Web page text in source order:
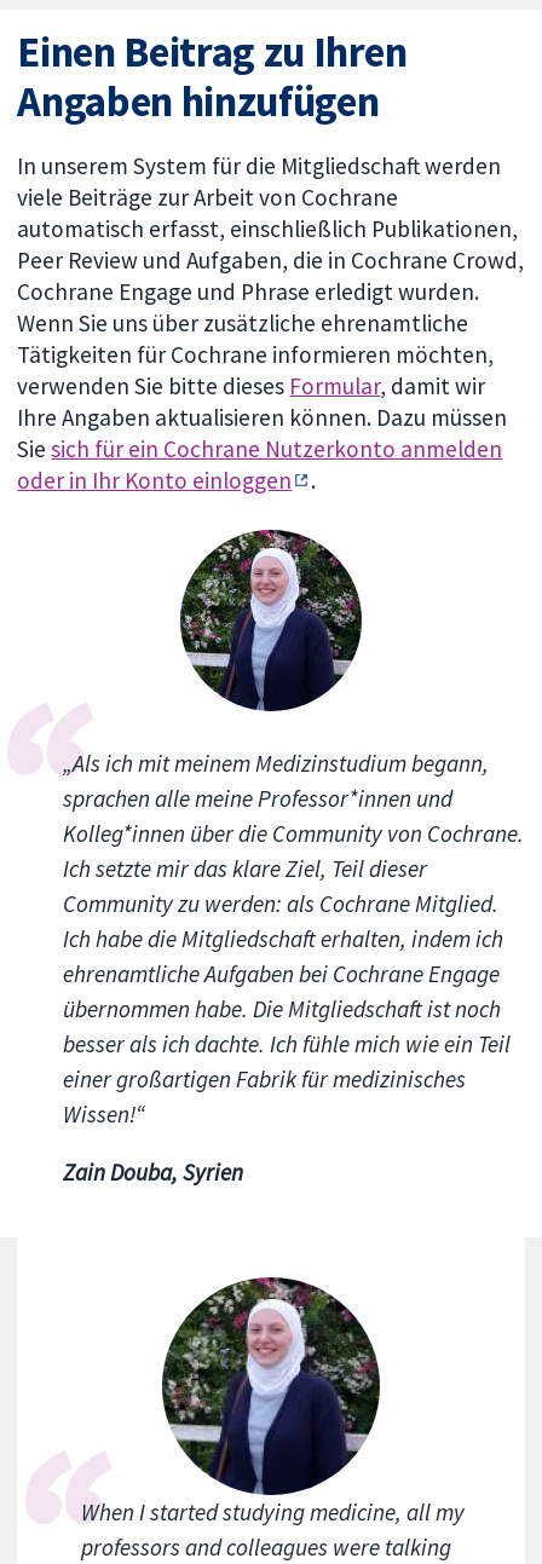
Einen Beitrag zu Ihren
Angaben hinzufügen
In unserem System für die Mitgliedschaft werden
viele Beiträge zur Arbeit von Cochrane
automatisch erfasst, einschließlich Publikationen,
Peer Review und Aufgaben, die in Cochrane Crowd,
Cochrane Engage und Phrase erledigt wurden.
Wenn Sie uns über zusätzliche ehrenamtliche
Tätigkeiten für Cochrane informieren möchten,
verwenden Sie bitte dieses Formular, damit wir
Ihre Angaben aktualisieren können. Dazu müssen
Siesich für ein Cochrane Nutzerkonto anmelden
oder in Ihr Konto einloggen
.
„Als ich mit meinem Medizinstudium begann,
sprachen alle meine Professor*innen und
Kolleg*innen über die Community von Cochrane.
Ich setzte mir das klare Ziel, Teil dieser
Community zu werden: als Cochrane Mitglied.
Ich habe die Mitgliedschaft erhalten, indem ich
ehrenamtliche Aufgaben bei Cochrane Engage
übernommen habe. Die Mitgliedschaft ist noch
besser als ich dachte. Ich fühle mich wie ein Teil
einer großartigen Fabrik für medizinisches
Wissen!“
Zain Douba, Syrien
When I started studying medicine, all my
professors and colleagues were talking